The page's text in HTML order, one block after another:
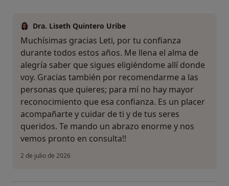
Dra. Liseth Quintero Uribe
Muchísimas gracias Leti, por tu confianza
durante todos estos años. Me llena el alma de
alegría saber que sigues eligiéndome allí donde
voy. Gracias también por recomendarme a las
personas que quieres; para mí no hay mayor
reconocimiento que esa confianza. Es un placer
acompañarte y cuidar de ti y de tus seres
queridos. Te mando un abrazo enorme y nos
vemos pronto en consulta!!
2 de julio de 2026